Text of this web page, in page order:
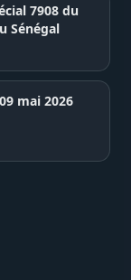
7908 du
du Sénégal
mai 2026